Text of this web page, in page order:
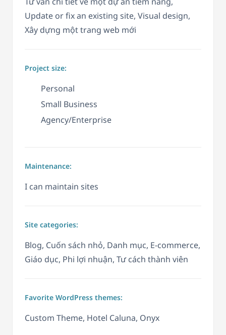
Update or fix an existing site, Visual design,
Xây dựng một trang web mới
Project size:
Personal
Small Business
Agency/Enterprise
Maintenance:
I can maintain sites
Site categories:
Blog, Cuốn sách nhỏ, Danh mục, E-commerce,
Giáo dục, Phi lợi nhuận, Tư cách thành viên
Favorite WordPress themes:
Custom Theme, Hotel Caluna, Onyx